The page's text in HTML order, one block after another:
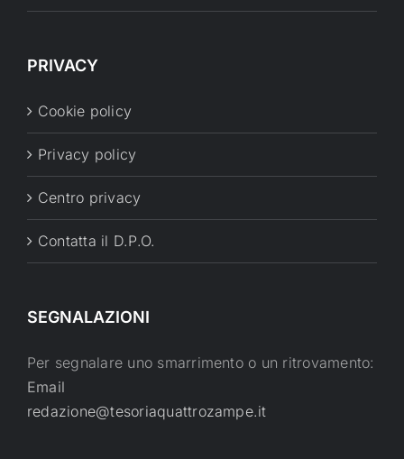
PRIVACY
Cookie policy
Privacy policy
Centro privacy
Contatta il D.P.O.
SEGNALAZIONI
Per segnalare uno smarrimento o un ritrovamento:
Email
redazione@tesoriaquattrozampe.it